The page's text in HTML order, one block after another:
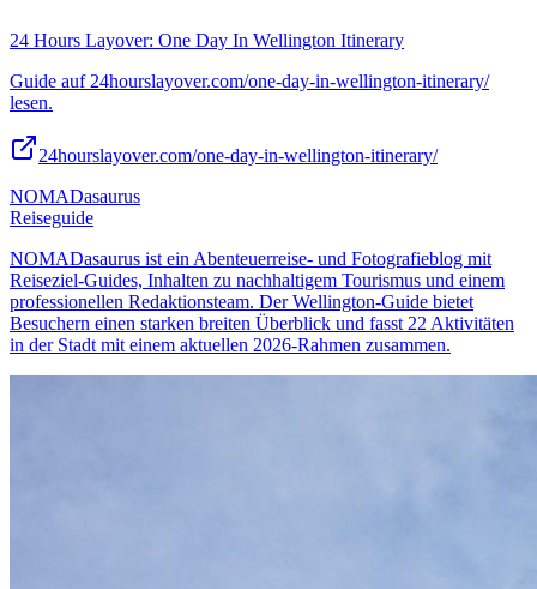
24 Hours Layover: One Day In Wellington Itinerary
Guide auf 24hourslayover.com/one-day-in-wellington-itinerary/
lesen.
24hourslayover.com/one-day-in-wellington-itinerary/
NOMADasaurus
Reiseguide
NOMADasaurus ist ein Abenteuerreise- und Fotografieblog mit
Reiseziel-Guides, Inhalten zu nachhaltigem Tourismus und einem
professionellen Redaktionsteam. Der Wellington-Guide bietet
Besuchern einen starken breiten Überblick und fasst 22 Aktivitäten
in der Stadt mit einem aktuellen 2026-Rahmen zusammen.